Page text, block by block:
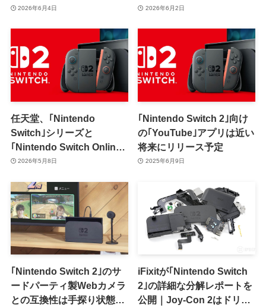
を明らかに
2026年6月4日
CarPlayにも対応で車の中
2026年6月2日
任天堂、｢Nintendo
Switch｣シリーズと
｢Nintendo Switch Online｣
を値上げ ｰ ｢Switch 2｣は
2026年5月8日
｢Nintendo Switch 2｣向け
の｢YouTube｣アプリは近い
将来にリリース予定
2025年6月9日
｢Nintendo Switch 2｣のサ
ードパーティ製Webカメラ
との互換性は手探り状態｜
iFixitが｢Nintendo Switch
2｣の詳細な分解レポートを
公開｜Joy-Con 2はドリフ